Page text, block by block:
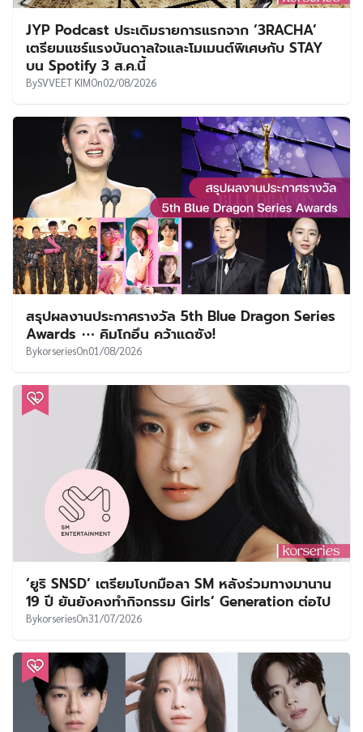
JYP Podcast ประเดิมรายการแรกจาก ‘3RACHA’
เตรียมแชร์แรงบันดาลใจและโมเมนต์พิเศษกับ STAY
บน Spotify 3 ส.ค.นี้
BySVVEET KIMOn02/08/2026
สรุปผลงานประกาศรางวัล 5th Blue Dragon Series
Awards ⋯ คิมโกอึน คว้าแดซัง!
BykorseriesOn01/08/2026
‘ยูริ SNSD’ เตรียมโบกมือลา SM หลังร่วมทางมานาน
19 ปี ยันยังคงทำกิจกรรม Girls’ Generation ต่อไป
BykorseriesOn31/07/2026